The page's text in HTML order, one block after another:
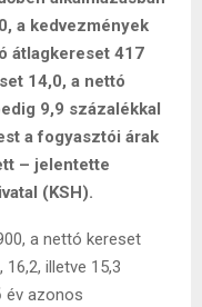
a kedvezmények
átlagkereset 417
14,0, a nettó
9,9 százalékkal
a fogyasztói árak
– jelentette
(KSH).
a nettó kereset
illetve 15,3
év azonos